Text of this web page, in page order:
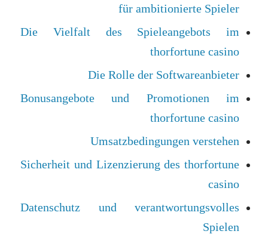
für ambitionierte Spieler
Die Vielfalt des Spieleangebots im
thorfortune casino
Die Rolle der Softwareanbieter
Bonusangebote und Promotionen im
thorfortune casino
Umsatzbedingungen verstehen
Sicherheit und Lizenzierung des thorfortune
casino
Datenschutz und verantwortungsvolles
Spielen